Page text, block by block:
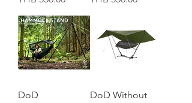
DoD
DoD Without